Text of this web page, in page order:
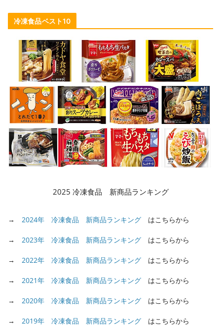
冷凍食品ベスト10
2025 冷凍食品 新商品ランキング
→ 2024年 冷凍食品 新商品ランキング はこちらから
→ 2023年 冷凍食品 新商品ランキング はこちらから
→ 2022年 冷凍食品 新商品ランキング はこちらから
→ 2021年 冷凍食品 新商品ランキング はこちらから
→ 2020年 冷凍食品 新商品ランキング はこちらから
→ 2019年 冷凍食品 新商品ランキング はこちらから